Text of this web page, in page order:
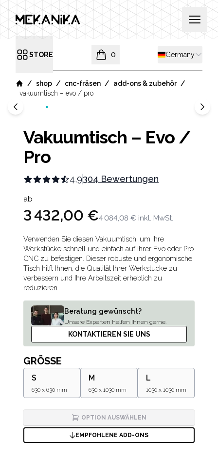
MEKANIKA Open
Open menu
STORE Shipping country
Germany
0
items in cart, view bag
Home
/ shop / cnc-fräsen / add-ons & zubehör /
vakuumtisch – evo / pro
Vakuumtisch – Evo /
Pro
4,9304 Bewertungen
Product information
ab
3 432,00 €4 084,08 € inkl. MwSt.
Description
Verwenden Sie diesen Vakuumtisch, um Ihre
Werkstücke schnell und einfach auf Ihrer Evo oder Pro
CNC zu befestigen. Dieser robuste und ergonomische
Tisch hilft Ihnen, die Qualität Ihrer Werkstücke zu
verbessern und Ihre Arbeitszeit erheblich zu
reduzieren.
Beratung gewünscht?
Unsere Experten helfen Ihnen gerne.
KONTAKTIEREN SIE UNS
GRÖSSE
S
630 x 630 mm
M
630 x 1030 mm
L
1030 x 1030 mm
OPTION AUSWÄHLEN
EMPFOHLENE ADD-ONS